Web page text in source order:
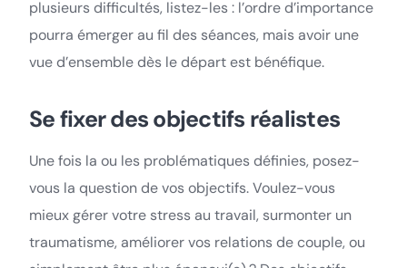
plusieurs difficultés, listez-les : l’ordre d’importance
pourra émerger au fil des séances, mais avoir une
vue d’ensemble dès le départ est bénéfique.
Se fixer des objectifs réalistes
Une fois la ou les problématiques définies, posez-
vous la question de vos objectifs. Voulez-vous
mieux gérer votre stress au travail, surmonter un
traumatisme, améliorer vos relations de couple, ou